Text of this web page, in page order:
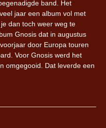
band. Het
jaar een album vol met
dan toch weer weg te
Gnosis dat in augustus
door Europa touren
Voor Gnosis werd het
omgegooid. Dat leverde een